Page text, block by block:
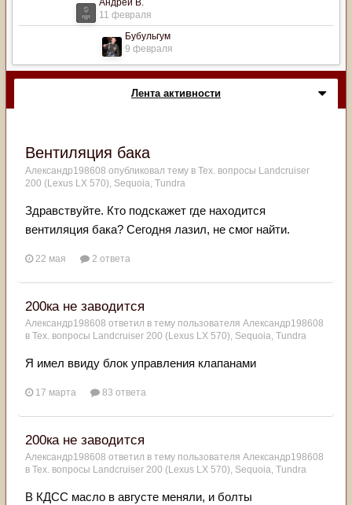
Андрей В.
11 февраля
Бубульгум
9 февраля
Лента активности
Вентиляция бака
Александр198608 опубликовал тему в Тех. вопросы Landcruiser
200 (Lexus LX 570), Sequoia, Tundra
Здравствуйте. Кто подскажет где находится
вентиляция бака? Сегодня лазил, не смог найти.
22 мая 2 ответа
200ка не заводится
Александр198608 ответил в тему пользователя Александр198608
в Тех. вопросы Landcruiser 200 (Lexus LX 570), Sequoia, Tundra
Я имел ввиду блок управления клапанами
17 марта 83 ответа
200ка не заводится
Александр198608 ответил в тему пользователя Александр198608
в Тех. вопросы Landcruiser 200 (Lexus LX 570), Sequoia, Tundra
В КДСС масло в августе меняли, и болты